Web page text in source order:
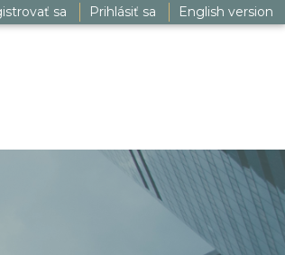
sa Prihlásiť sa English version